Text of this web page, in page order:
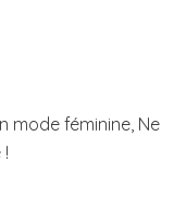
mode féminine, Ne